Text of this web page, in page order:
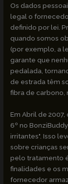
Os dados
legal o
definido por lei.
quando somos
(por exemplo, a
garante que
pedalada,
de estrada têm
fibra de carbono,
Em Abril de
6º no
irritantes". Isso
sobre crianças
pelo tratamento
finalidades e os
fornecedor